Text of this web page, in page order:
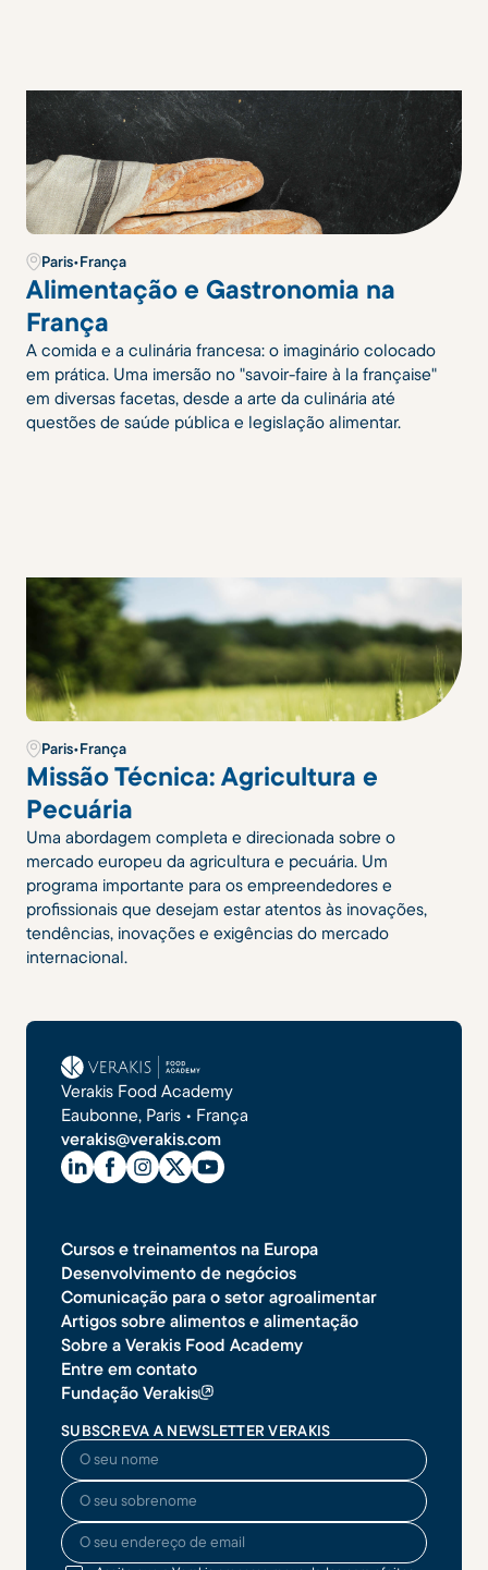
Paris•França
Alimentação e Gastronomia na
França
A comida e a culinária francesa: o imaginário colocado
em prática. Uma imersão no "savoir-faire à la française"
em diversas facetas, desde a arte da culinária até
questões de saúde pública e legislação alimentar.
Paris•França
Missão Técnica: Agricultura e
Pecuária
Uma abordagem completa e direcionada sobre o
mercado europeu da agricultura e pecuária. Um
programa importante para os empreendedores e
profissionais que desejam estar atentos às inovações,
tendências, inovações e exigências do mercado
internacional.
Verakis Food Academy
Eaubonne, Paris • França
verakis@verakis.com
Cursos e treinamentos na Europa
Desenvolvimento de negócios
Comunicação para o setor agroalimentar
Artigos sobre alimentos e alimentação
Sobre a Verakis Food Academy
Entre em contato
Fundação Verakis
SUBSCREVA A NEWSLETTER VERAKIS
O seu nome
O seu sobrenome
O seu endereço de email